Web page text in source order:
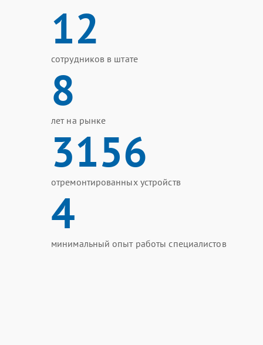
12
сотрудников в штате
8
лет на рынке
3156
отремонтированных устройств
4
минимальный опыт работы специалистов